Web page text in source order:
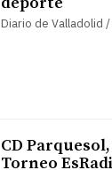
Diario de Valladolid /
CD
Torneo